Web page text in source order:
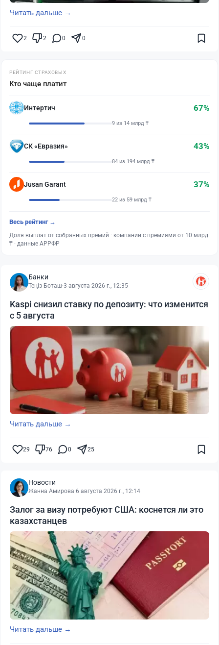
Читать дальше →
2 2 0 0
РЕЙТИНГ СТРАХОВЫХ
Кто чаще платит
Интертич 67%
9 из 14 млрд ₸
СК «Евразия» 43%
84 из 194 млрд ₸
Jusan Garant 37%
22 из 59 млрд ₸
Весь рейтинг →
Доля выплат от собранных премий · компании с премиями от 10 млрд
₸ · данные АРРФР
Банки
Теңіз Боташ·3 августа 2026 г., 12:35
Kaspi снизил ставку по депозиту: что изменится
с 5 августа
Читать дальше →
29 76 0 25
Новости
Жанна Амирова·6 августа 2026 г., 12:14
Залог за визу потребуют США: коснется ли это
казахстанцев
Читать дальше →